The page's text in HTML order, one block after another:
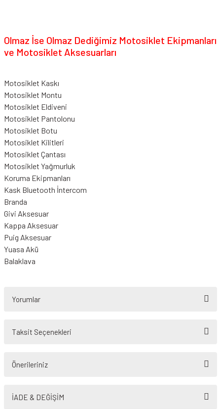
Olmaz İse Olmaz Dediğimiz Motosiklet Ekipmanları
ve Motosiklet Aksesuarları
Motosiklet Kaskı
Motosiklet Montu
Motosiklet Eldiveni
Motosiklet Pantolonu
Motosiklet Botu
Motosiklet Kilitleri
Motosiklet Çantası
Motosiklet Yağmurluk
Koruma Ekipmanları
Kask Bluetooth İntercom
Branda
Givi Aksesuar
Kappa Aksesuar
Puig Aksesuar
Yuasa Akü
Balaklava
Yorumlar
Taksit Seçenekleri
Önerileriniz
yetersiz gördüğünüz noktaları öneri formunu kullanarak tarafımıza
İADE & DEĞİŞİM